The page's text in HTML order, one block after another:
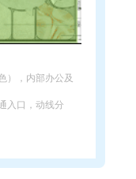
），内部办公及
入口，动线分